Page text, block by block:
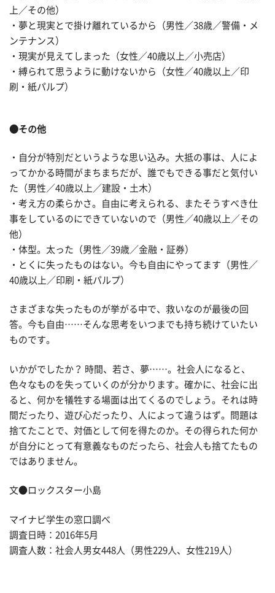
上／その他）
・夢と現実とで掛け離れているから（男性／38歳／警備・メ
ンテナンス）
・現実が見えてしまった（女性／40歳以上／小売店）
・縛られて思うように動けないから（女性／40歳以上／印
刷・紙パルプ）
●その他
・自分が特別だというような思い込み。大抵の事は、人によ
ってかかる時間がまちまちだが、誰でもできる事だと気付い
た（男性／40歳以上／建設・土木）
・考え方の柔らかさ。自由に考えられる、またそうすべき仕
事をしているのにできていないので（男性／40歳以上／その
他）
・体型。太った（男性／39歳／金融・証券）
・とくに失ったものはない。今も自由にやってます（男性／
40歳以上／印刷・紙パルプ）
さまざまな失ったものが挙がる中で、救いなのが最後の回
答。今も自由……そんな思考をいつまでも持ち続けていたい
ものです。
いかがでしたか？ 時間、若さ、夢……。社会人になると、
色々なものを失っていくのが分かります。確かに、社会に出
ると、何かを犠牲する場面は出てくるのでしょう。それは時
間だったり、遊び心だったり、人によって違うはず。問題は
捨てたことで、対価として何を得たのか。その得られた何か
が自分にとって有意義なものだったら、社会人も捨てたもの
ではありません。
文●ロックスター小島
マイナビ学生の窓口調べ
調査日時：2016年5月
調査人数：社会人男女448人（男性229人、女性219人）